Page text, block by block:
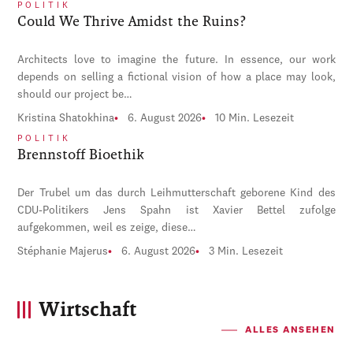
POLITIK
Could We Thrive Amidst the Ruins?
Architects love to imagine the future. In essence, our work
depends on selling a fictional vision of how a place may look,
should our project be…
Kristina Shatokhina 6. August 2026 10 Min. Lesezeit
POLITIK
Brennstoff Bioethik
Der Trubel um das durch Leihmutterschaft geborene Kind des
CDU-Politikers Jens Spahn ist Xavier Bettel zufolge
aufgekommen, weil es zeige, diese…
Stéphanie Majerus 6. August 2026 3 Min. Lesezeit
Wirtschaft
ALLES ANSEHEN